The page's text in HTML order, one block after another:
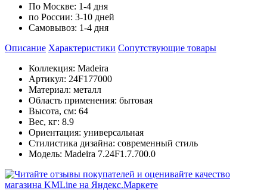
По Москве: 1-4 дня
по России: 3-10 дней
Самовывоз: 1-4 дня
Описание Характеристики Cопутствующие товары
Коллекция: Madeira
Артикул: 24F177000
Материал: металл
Область применения: бытовая
Высота, см: 64
Вес, кг: 8.9
Ориентация: универсальная
Стилистика дизайна: современный стиль
Модель: Madeira 7.24F1.7.700.0